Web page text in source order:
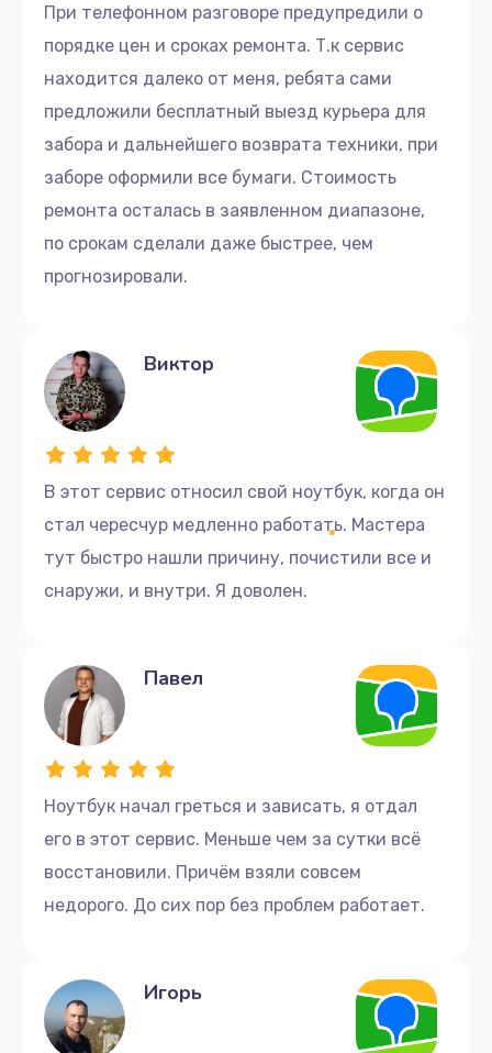
При телефонном разговоре предупредили о
порядке цен и сроках ремонта. Т.к сервис
находится далеко от меня, ребята сами
предложили бесплатный выезд курьера для
забора и дальнейшего возврата техники, при
заборе оформили все бумаги. Стоимость
ремонта осталась в заявленном диапазоне,
по срокам сделали даже быстрее, чем
прогнозировали.
В этот сервис относил свой ноутбук, когда он
стал чересчур медленно работать. Мастера
тут быстро нашли причину, почистили все и
снаружи, и внутри. Я доволен.
Виктор
Ноутбук начал греться и зависать, я отдал
его в этот сервис. Меньше чем за сутки всё
восстановили. Причём взяли совсем
недорого. До сих пор без проблем работает.
Павел
Игорь